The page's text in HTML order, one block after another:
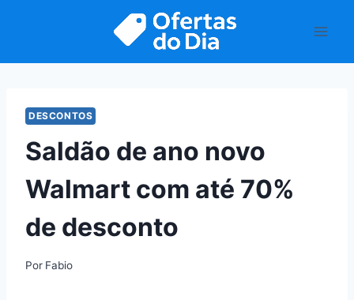
DESCONTOS
Saldão de ano novo
Walmart com até 70%
de desconto
Por Fabio